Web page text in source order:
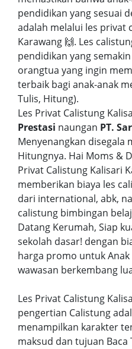
pendidikan yang sesuai
adalah melalui les privat
Karawang 🙌. Les
pendidikan yang
orangtua yang ingin
terbaik bagi anak-anak
Tulis, Hitung).
Les Privat Calistung
Prestasi naungan PT.
Menyenangkan disegala
Hitungnya. Hai Moms &
Privat Calistung Kalisari
memberikan biaya les
dari international, abk,
calistung bimbingan
Datang Kerumah, Siap
sekolah dasar! dengan
harga promo untuk
wawasan berkembang
Les Privat Calistung
pengertian Calistung
menampilkan karakter
maksud dan tujuan